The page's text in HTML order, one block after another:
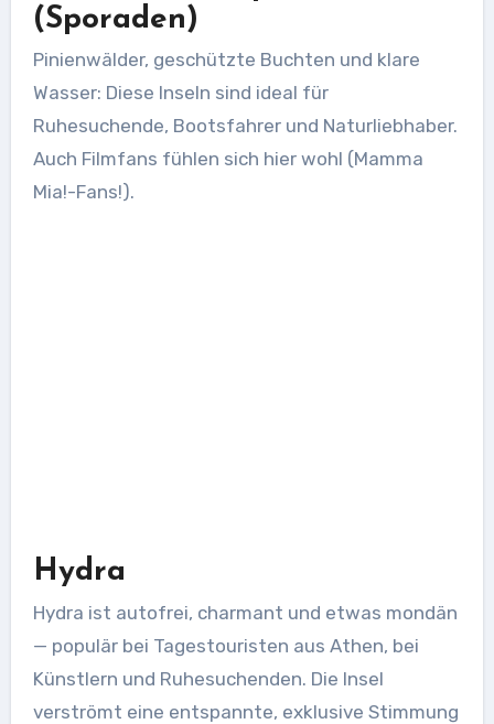
(Sporaden)
Pinienwälder, geschützte Buchten und klare
Wasser: Diese Inseln sind ideal für
Ruhesuchende, Bootsfahrer und Naturliebhaber.
Auch Filmfans fühlen sich hier wohl (Mamma
Mia!-Fans!).
Hydra
Hydra ist autofrei, charmant und etwas mondän
— populär bei Tagestouristen aus Athen, bei
Künstlern und Ruhesuchenden. Die Insel
verströmt eine entspannte, exklusive Stimmung